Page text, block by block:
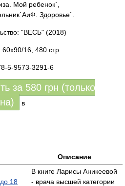
Мой ребенок`,
Здоровье`.
"ВЕСЬ" (2018)
16, 480 стр.
5-9573-3291-6
за 580 грн (только
в
Описание
18
В книге Ларисы Аникеевой
- врача высшей категории